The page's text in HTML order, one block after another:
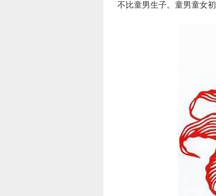
不比童男生子。童男童女